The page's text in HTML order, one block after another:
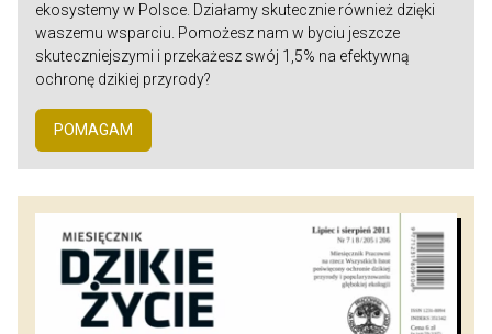
ekosystemy w Polsce. Działamy skutecznie również dzięki
waszemu wsparciu. Pomożesz nam w byciu jeszcze
skuteczniejszymi i przekażesz swój 1,5% na efektywną
ochronę dzikiej przyrody?
POMAGAM